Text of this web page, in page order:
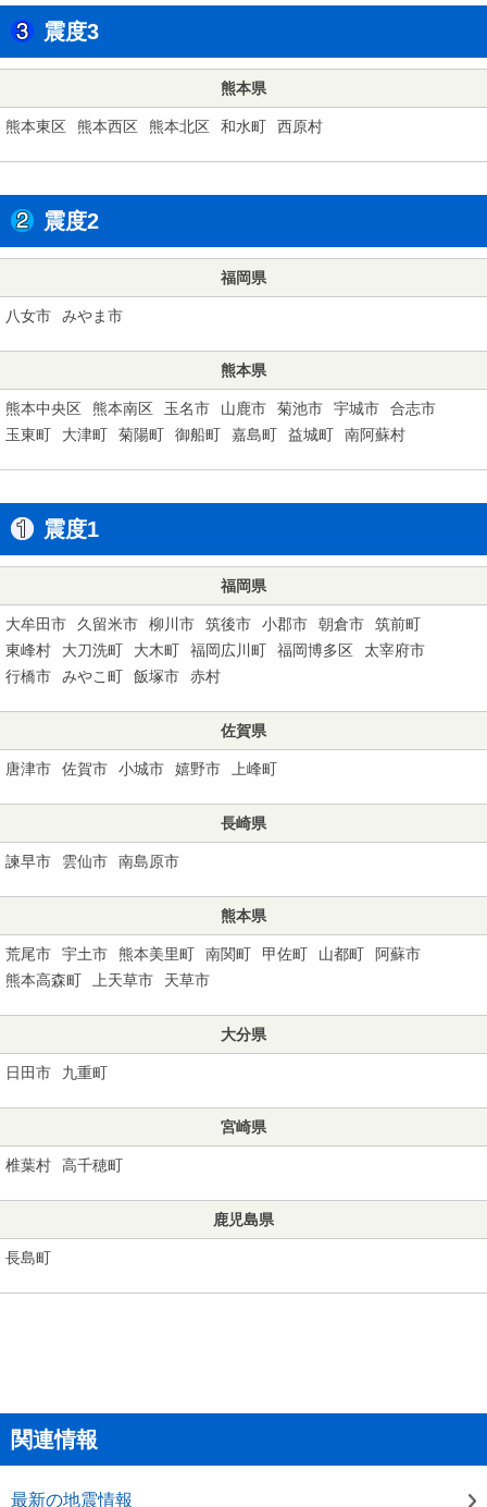
震度3
熊本県
熊本東区 熊本西区 熊本北区 和水町 西原村
震度2
福岡県
八女市 みやま市
熊本県
熊本中央区 熊本南区 玉名市 山鹿市 菊池市 宇城市
合志市
玉東町
大津町 菊陽町 御船町 嘉島町 益城町 南阿蘇村
震度1
福岡県
大牟田市 久留米市 柳川市 筑後市 小郡市 朝倉市
筑前町
東峰村
大刀洗町 大木町 福岡広川町 福岡博多区
太宰府市
行橋市
みやこ町 飯塚市 赤村
佐賀県
唐津市 佐賀市 小城市 嬉野市 上峰町
長崎県
諫早市 雲仙市 南島原市
熊本県
荒尾市 宇土市 熊本美里町 南関町 甲佐町 山都町
阿蘇市
熊本高森町
上天草市 天草市
大分県
日田市 九重町
宮崎県
椎葉村 高千穂町
鹿児島県
長島町
関連情報
最新の地震情報